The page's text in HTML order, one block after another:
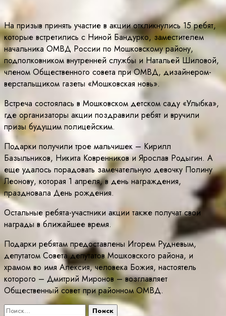
На призыв принять участие в акции откликнулись 15 ребят,
которые встретились с Ниной Бандурко, заместителем
начальника ОМВД России по Мошковскому району,
подполковником внутренней службы и Натальей Шиловой,
членом Общественного совета при ОМВД, дизайнером-
верстальщиком газеты «Мошковская новь».
Встреча состоялась в Мошковском детском саду «Улыбка»,
где организаторы акции поздравили ребят и вручили
призы будущим полицейским.
Подарки получили трое мальчишек – Кирилл
Базыльников, Никита Ковренников и Ярослав Родыгин. А
еще удалось порадовать замечательную девочку Полину
Леонову, которая 1 апреля, в день награждения,
праздновала День рождения.
Остальные ребята-участники акции также получат свои
награды в ближайшее время.
Подарки ребятам предоставлены Игорем Рудневым,
депутатом Совета депутатов Мошковского района, и
храмом во имя Алексия, человека Божия, настоятель
которого – Дмитрий Миронов – возглавляет
Общественный совет при районном ОМВД.
Найти: